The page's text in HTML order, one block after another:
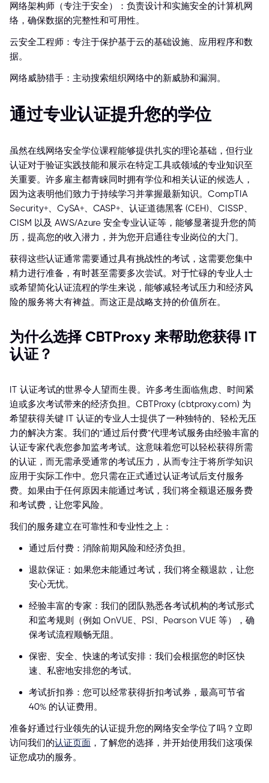
网络架构师（专注于安全）：负责设计和实施安全的计算机网
络，确保数据的完整性和可用性。
云安全工程师：专注于保护基于云的基础设施、应用程序和数
据。
网络威胁猎手：主动搜索组织网络中的新威胁和漏洞。
通过专业认证提升您的学位
虽然在线网络安全学位课程能够提供扎实的理论基础，但行业
认证对于验证实践技能和展示在特定工具或领域的专业知识至
关重要。许多雇主都青睐同时拥有学位和相关认证的候选人，
因为这表明他们致力于持续学习并掌握最新知识。CompTIA
Security+、CySA+、CASP+、认证道德黑客 (CEH)、CISSP、
CISM 以及 AWS/Azure 安全专业认证等，能够显著提升您的简
历，提高您的收入潜力，并为您开启通往专业岗位的大门。
获得这些认证通常需要通过具有挑战性的考试，这需要您集中
精力进行准备，有时甚至需要多次尝试。对于忙碌的专业人士
或希望简化认证流程的学生来说，能够减轻考试压力和经济风
险的服务将大有裨益。而这正是战略支持的价值所在。
为什么选择 CBTProxy 来帮助您获得 IT
认证？
IT 认证考试的世界令人望而生畏。许多考生面临焦虑、时间紧
迫或多次考试带来的经济负担。CBTProxy (cbtproxy.com) 为
希望获得关键 IT 认证的专业人士提供了一种独特的、轻松无压
力的解决方案。我们的“通过后付费”代理考试服务由经验丰富的
认证专家代表您参加监考考试。这意味着您可以轻松获得所需
的认证，而无需承受通常的考试压力，从而专注于将所学知识
应用于实际工作中。您只需在正式通过认证考试后支付服务
费。如果由于任何原因未能通过考试，我们将全额退还服务费
和考试费，让您零风险。
我们的服务建立在可靠性和专业性之上：
通过后付费：消除前期风险和经济负担。
退款保证：如果您未能通过考试，我们将全额退款，让您
安心无忧。
经验丰富的专家：我们的团队熟悉各考试机构的考试形式
和监考规则（例如 OnVUE、PSI、Pearson VUE 等），确
保考试流程顺畅无阻。
保密、安全、快速的考试安排：我们会根据您的时区快
速、私密地安排您的考试。
考试折扣券：您可以经常获得折扣考试券，最高可节省
40% 的认证费用。
准备好通过行业领先的认证提升您的网络安全学位了吗？立即
访问我们的认证页面 ，了解您的选择，并开始使用我们这项保
证您成功的服务。